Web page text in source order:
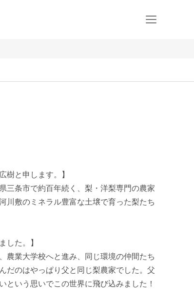
樹と申します。】
三条市で約百年続く、梨・洋梨専門の農家
川敷のミネラル豊富な土壌で育った梨たち
した。】
農業大学校へと進み、同じ環境の仲間たち
だのはやっぱり父と同じ梨農家でした。父
という思いでこの世界に飛び込みました！